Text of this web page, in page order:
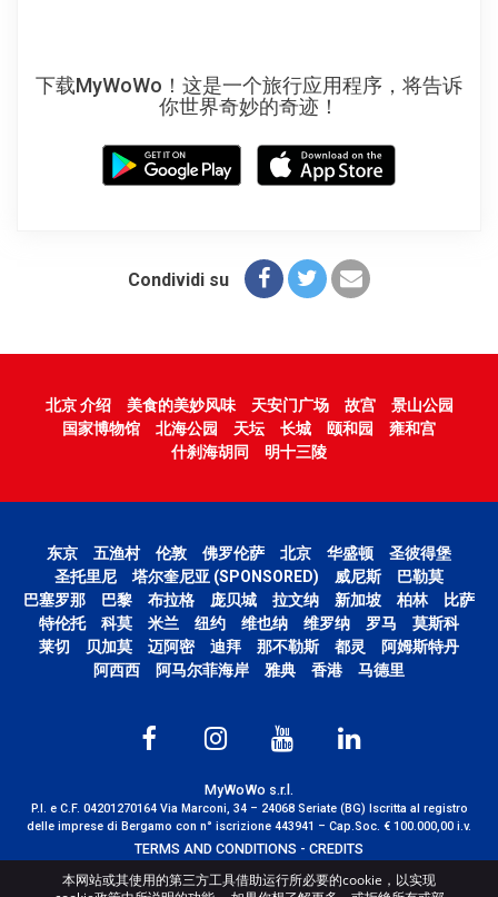
下载MyWoWo！这是一个旅行应用程序，将告诉
你世界奇妙的奇迹！
Condividi su
北京 介绍 美食的美妙风味 天安门广场 故宫
景山公园
国家博物馆
北海公园 天坛 长城 颐和园
雍和宫
什刹海胡同
明十三陵
东京 五渔村 伦敦 佛罗伦萨 北京 华盛顿
圣彼得堡
圣托里尼
塔尔奎尼亚 (SPONSORED) 威尼斯
巴勒莫
巴塞罗那
巴黎 布拉格 庞贝城 拉文纳 新加坡 柏林
比萨
特伦托
科莫 米兰 纽约 维也纳 维罗纳 罗马
莫斯科
莱切
贝加莫 迈阿密 迪拜 那不勒斯 都灵
阿姆斯特丹
阿西西
阿马尔菲海岸 雅典 香港 马德里
MyWoWo s.r.l.
P.I. e C.F. 04201270164 Via Marconi, 34 – 24068 Seriate (BG) Iscritta al registro
delle imprese di Bergamo con n° iscrizione 443941 – Cap.Soc. € 100.000,00 i.v.
TERMS AND CONDITIONS - CREDITS
本网站或其使用的第三方工具借助运行所必要的cookie，以实现